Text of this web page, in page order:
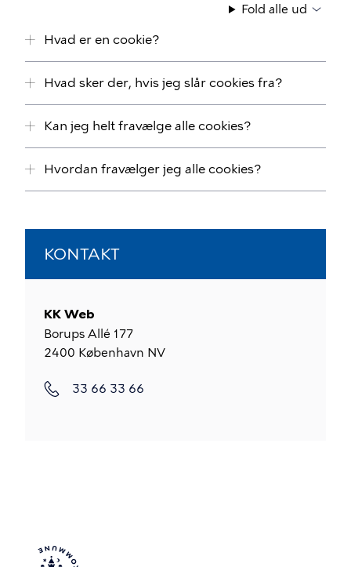
Fold alle ud
Hvad er en cookie?
Hvad sker der, hvis jeg slår cookies fra?
Kan jeg helt fravælge alle cookies?
Hvordan fravælger jeg alle cookies?
KONTAKT
KK Web
Borups Allé 177
2400 København NV
33 66 33 66